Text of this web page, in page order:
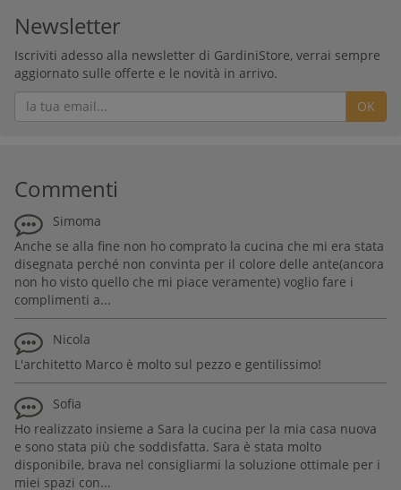
Newsletter
Iscriviti adesso alla newsletter di GardiniStore, verrai sempre
aggiornato sulle offerte e le novità in arrivo.
OK
Commenti
Simoma
Anche se alla fine non ho comprato la cucina che mi era stata
disegnata perché non convinta per il colore delle ante(ancora
non ho visto quello che mi piace veramente) voglio fare i
complimenti a...
Nicola
L'architetto Marco è molto sul pezzo e gentilissimo!
Sofia
Ho realizzato insieme a Sara la cucina per la mia casa nuova
e sono stata più che soddisfatta. Sara è stata molto
disponibile, brava nel consigliarmi la soluzione ottimale per i
miei spazi con...